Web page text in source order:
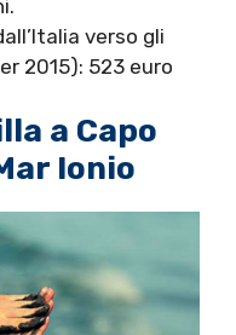
verso gli
2015): 523 euro
a Capo
Ionio